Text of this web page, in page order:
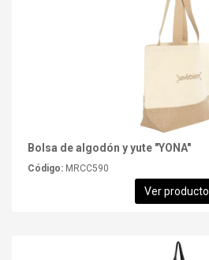
Bolsa de algodón y yute "YONA"
Código: MRCC590
Ver producto